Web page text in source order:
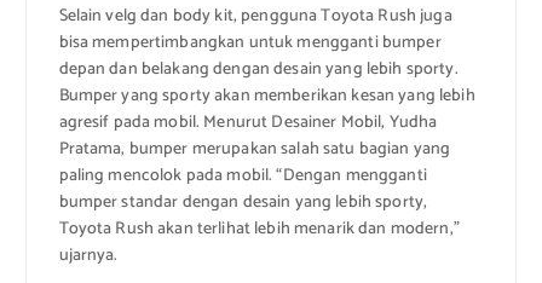
Selain velg dan body kit, pengguna Toyota Rush juga
bisa mempertimbangkan untuk mengganti bumper
depan dan belakang dengan desain yang lebih sporty.
Bumper yang sporty akan memberikan kesan yang lebih
agresif pada mobil. Menurut Desainer Mobil, Yudha
Pratama, bumper merupakan salah satu bagian yang
paling mencolok pada mobil. “Dengan mengganti
bumper standar dengan desain yang lebih sporty,
Toyota Rush akan terlihat lebih menarik dan modern,”
ujarnya.